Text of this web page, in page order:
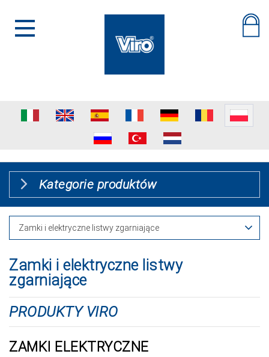
Kategorie produktów
Zamki i elektryczne listwy
zgarniające
PRODUKTY VIRO
ZAMKI ELEKTRYCZNE